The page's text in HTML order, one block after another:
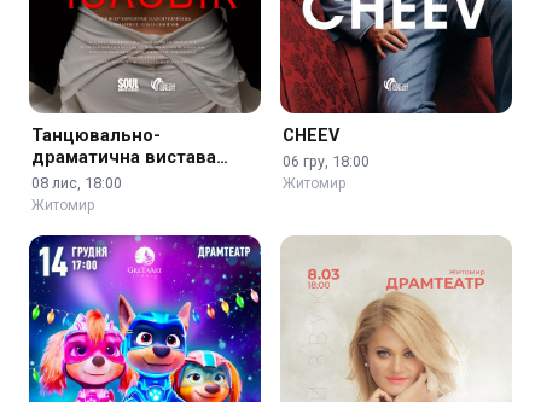
Танцювально-
драматична вистава
«Чоловік»
08 лис, 18:00
Житомир
CHEEV
06 гру, 18:00
Житомир